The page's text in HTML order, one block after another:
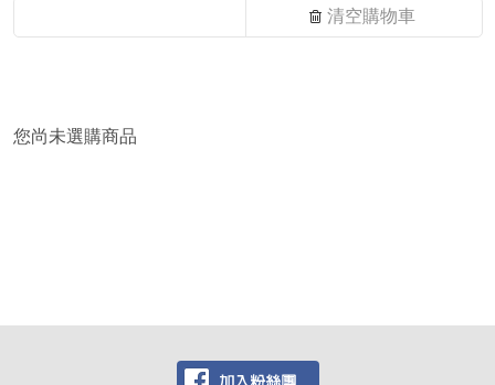
清空購物車
您尚未選購商品